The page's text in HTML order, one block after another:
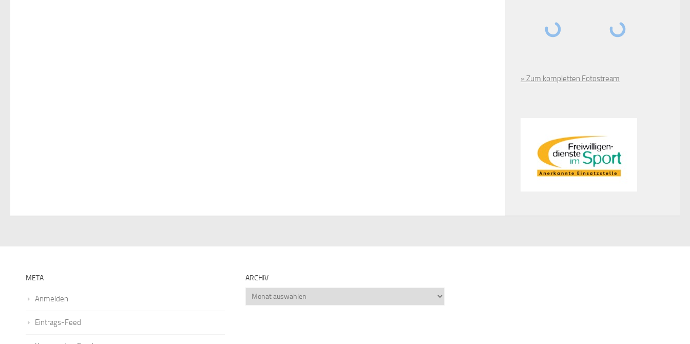
» Zum kompletten Fotostream
META
Anmelden
Eintrags-Feed
ARCHIV
Archiv